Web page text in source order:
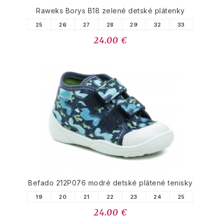
Raweks Borys B18 zelené detské plátenky
25 26 27 28 29 32 33
24.00 €
Befado 212P076 modré detské plátené tenisky
19 20 21 22 23 24 25
24.00 €